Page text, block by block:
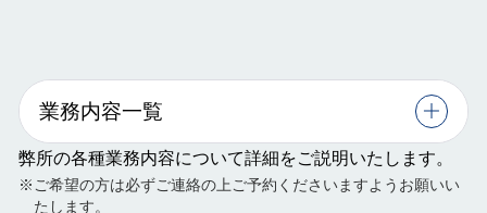
業務内容一覧
抵当権抹消登記プランと費用【手数料
¥2,970〜】海外在住の方もご利用可能
弊所の各種業務内容について詳細をご説明いたします。
※ご希望の方は必ずご連絡の上ご予約くださいますようお願いい
たします。